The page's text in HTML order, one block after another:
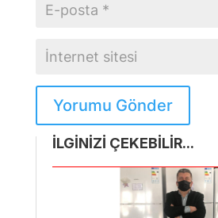
Yorumu Gönder
İLGİNİZİ ÇEKEBİLİR...